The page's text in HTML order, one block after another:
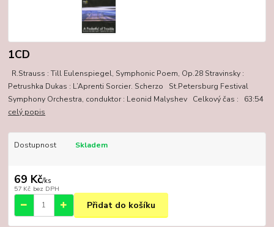
1CD
R.Strauss : Till Eulenspiegel, Symphonic Poem, Op.28 Stravinsky :
Petrushka Dukas : L’Aprenti Sorcier. Scherzo St.Petersburg Festival
Symphony Orchestra, conduktor : Leonid Malyshev Celkový čas : 63:54
celý popis
Dostupnost Skladem
69 Kč/ks
57 Kč bez DPH
Přidat do košíku